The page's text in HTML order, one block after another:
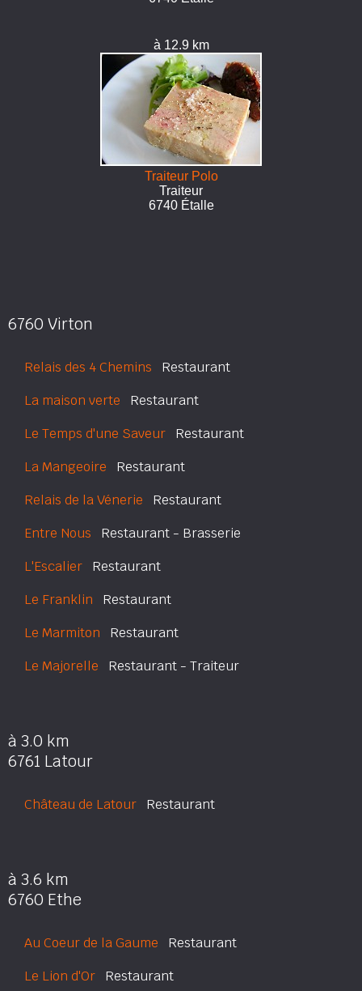
à 12.9 km
Traiteur Polo
Traiteur
6740 Étalle
6760 Virton
Relais des 4 Chemins Restaurant
La maison verte Restaurant
Le Temps d'une Saveur Restaurant
La Mangeoire Restaurant
Relais de la Vénerie Restaurant
Entre Nous Restaurant - Brasserie
L'Escalier Restaurant
Le Franklin Restaurant
Le Marmiton Restaurant
Le Majorelle Restaurant - Traiteur
à 3.0 km
6761 Latour
Château de Latour Restaurant
à 3.6 km
6760 Ethe
Au Coeur de la Gaume Restaurant
Le Lion d'Or Restaurant